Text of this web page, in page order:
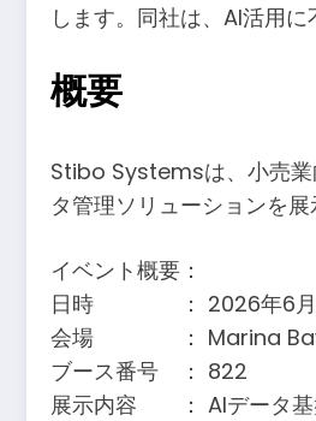
します。同社は、AI活用
概要
Stibo Systemsは、小売業
タ管理ソリューションを展
イベント概要：
日時 ： 2026年6月2日
会場 ： Marina Bay
ブース番号 ： 822
展示内容 ： AIデータ基